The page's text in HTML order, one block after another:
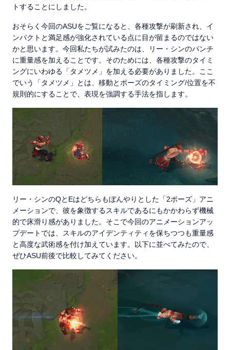
トすることにしました。
おそらく今回のASUをご覧になると、各種攻撃が刷新され、イ
ンパクトと満足感が強化されている点に目が留まるのではない
かと思います。今回私たちが試みたのは、リー・シンのパンチ
に重量感を加えることです。そのためには、各種攻撃のタイミ
ングにいわゆる「タメツメ」を加える必要がありました。ここ
でいう「タメツメ」とは、移動とポーズのタイミング/位置を不
規則的にすることで、表現を強調する手法を指します。
リー・シンのQとEはどちらもぼんやりとした「2ポーズ」アニ
メーションで、彼を象徴するスキルであるにもかかわらず機械
的で床滑り感がありました。そこで今回のアニメーションアッ
プデートでは、スキルのアイデンティティを保ちつつも重量感
と高度な武術感を付け加えています。以下に並べてみたので、
ぜひASU前後で比較してみてください。